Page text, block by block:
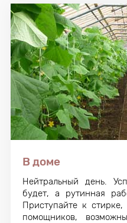
В доме
Нейтральный день.
будет, а рутинная
Приступайте к
помощников,